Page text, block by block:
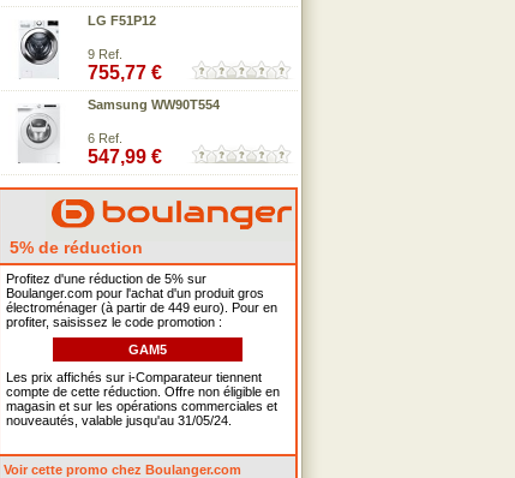
LG F51P12
9 Ref.
755,77 €
Samsung WW90T554
6 Ref.
547,99 €
5% de réduction
Profitez d'une réduction de 5% sur
Boulanger.com pour l'achat d'un produit gros
électroménager (à partir de 449 euro). Pour en
profiter, saisissez le code promotion :
GAM5
Les prix affichés sur i-Comparateur tiennent
compte de cette réduction. Offre non éligible en
magasin et sur les opérations commerciales et
nouveautés, valable jusqu'au 31/05/24.
Voir cette promo chez Boulanger.com